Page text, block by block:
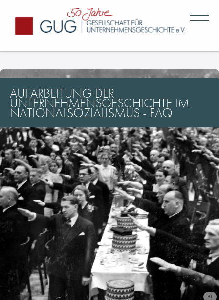
Über uns
Geschichte der GUG
Mitglieder & Netzwerk
Gremien
Arbeitskreise
50jähriges Jubiläum
Înternationale Vernetzung
Forschung
Forschungsfelder
©
AUFARBEITUNG DER
UNTERNEHMENSGESCHICHTE IM
NATIONALSOZIALISMUS - FAQ